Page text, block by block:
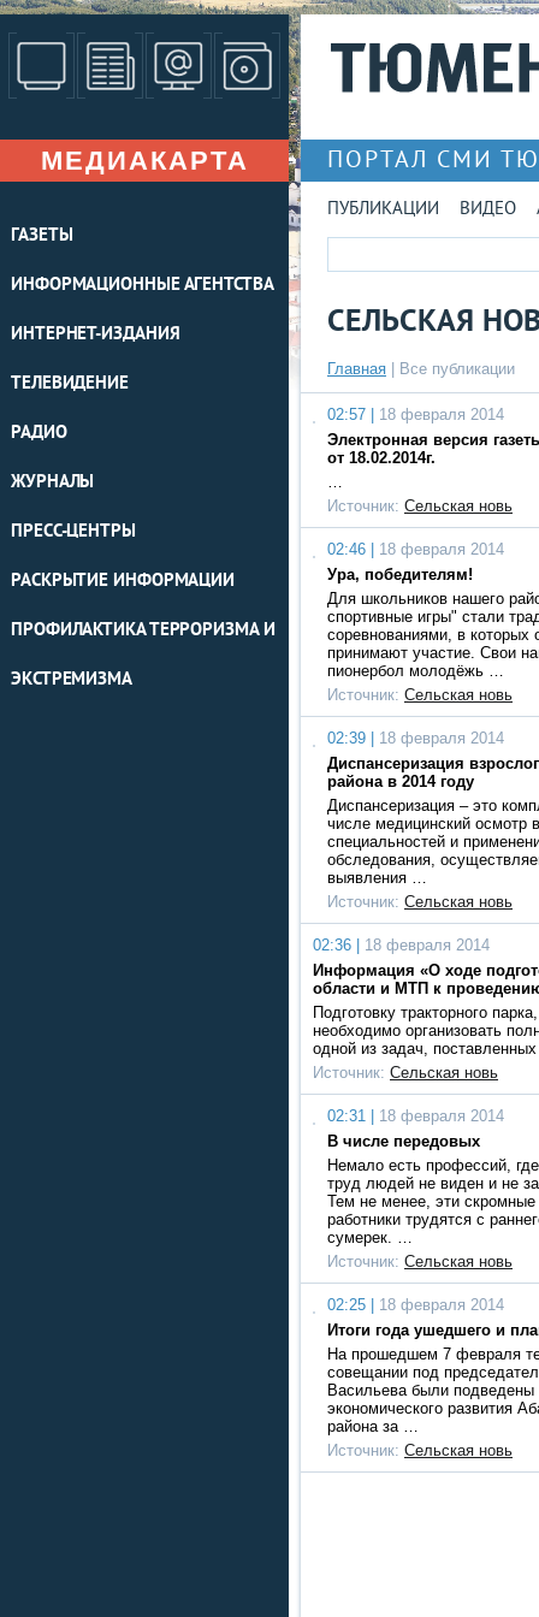
МЕДИАКАРТА
ГАЗЕТЫ
ИНФОРМАЦИОННЫЕ АГЕНТСТВА
ИНТЕРНЕТ-ИЗДАНИЯ
ТЕЛЕВИДЕНИЕ
РАДИО
ЖУРНАЛЫ
ПРЕСС-ЦЕНТРЫ
РАСКРЫТИЕ ИНФОРМАЦИИ
ПРОФИЛАКТИКА ТЕРРОРИЗМА И
ЭКСТРЕМИЗМА
ПОРТАЛ СМИ
ПУБЛИКАЦИИ ВИДЕО
СЕЛЬСКАЯ
Главная Все публикации
02:57 |
18 февраля 2014
Электронная версия
от 18.02.2014г.
…
Источник: Сельская новь
02:46 |
18 февраля 2014
Ура, победителям!
Для школьников нашего
спортивные игры" стали
соревнованиями, в которых
принимают участие. Свои
пионербол молодёжь …
Источник: Сельская новь
02:39 |
18 февраля 2014
Диспансеризация
района в 2014 году
Диспансеризация – это
числе медицинский осмотр
специальностей и
обследования,
выявления …
Источник: Сельская новь
02:36 |
18 февраля 2014
Информация «О ходе
области и МТП к
Подготовку тракторного
необходимо организовать
одной из задач,
Источник: Сельская новь
02:31 |
18 февраля 2014
В числе передовых
Немало есть профессий,
труд людей не виден и не
Тем не менее, эти
работники трудятся с
сумерек. …
Источник: Сельская новь
02:25 |
18 февраля 2014
Итоги года ушедшего и
На прошедшем 7 февраля
совещании под
Васильева были подведены
экономического развития
района за …
Источник: Сельская новь